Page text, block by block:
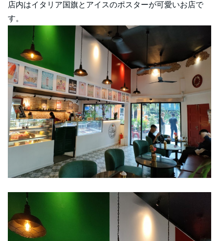
店内はイタリア国旗とアイスのポスターが可愛いお店で
す。